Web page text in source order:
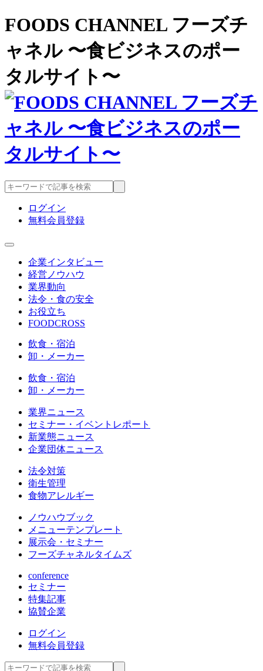
FOODS CHANNEL フーズチ
ャネル 〜食ビジネスのポー
タルサイト〜
ログイン
無料会員登録
企業インタビュー
経営ノウハウ
業界動向
法令・食の安全
お役立ち
FOODCROSS
飲食・宿泊
卸・メーカー
飲食・宿泊
卸・メーカー
業界ニュース
セミナー・イベントレポート
新業態ニュース
企業団体ニュース
法令対策
衛生管理
食物アレルギー
ノウハウブック
メニューテンプレート
展示会・セミナー
フーズチャネルタイムズ
conference
セミナー
特集記事
協賛企業
ログイン
無料会員登録